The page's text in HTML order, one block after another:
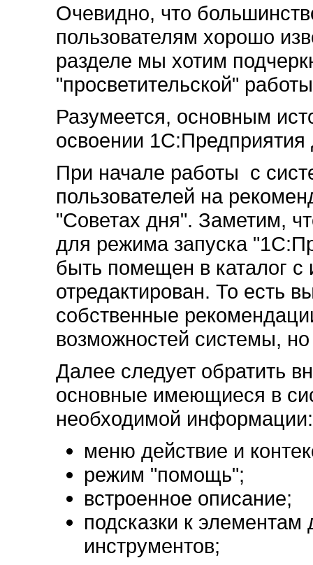
Очевидно, что
пользователям хорошо
разделе мы хотим
"просветительской"
Разумеется, основным
освоении
При начале работы с
пользователей на
"Советах дня". Заметим,
для режима запуска
быть помещен в каталог
отредактирован. То есть
собственные
возможностей системы,
Далее следует обратить
основные имеющиеся в
необходимой информации:
меню действие и
режим "помощь";
встроенное описание;
подсказки к
инструментов;